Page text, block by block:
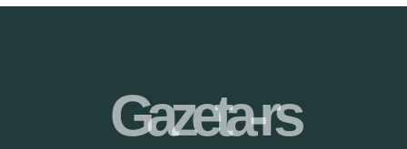
Gazeta-rs